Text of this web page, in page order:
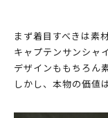
まず着目すべきは素材
キャプテンサンシャ
デザインももちろん
しかし、本物の価値